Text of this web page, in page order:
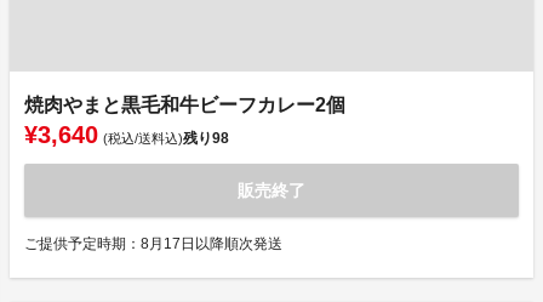
焼肉やまと黒毛和牛ビーフカレー2個
¥3,640 (税込/送料込)残り98
販売終了
ご提供予定時期：8月17日以降順次発送